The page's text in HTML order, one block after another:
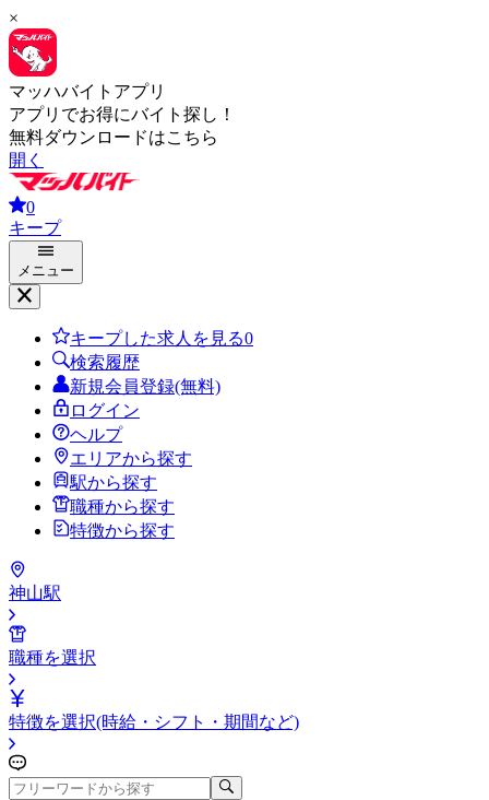
×
マッハバイトアプリ
アプリでお得にバイト探し！
無料ダウンロードはこちら
開く
0
キープ
メニュー
キープした求人を見る0
検索履歴
新規会員登録(無料)
ログイン
ヘルプ
エリアから探す
駅から探す
職種から探す
特徴から探す
神山駅
職種を選択
特徴を選択(時給・シフト・期間など)